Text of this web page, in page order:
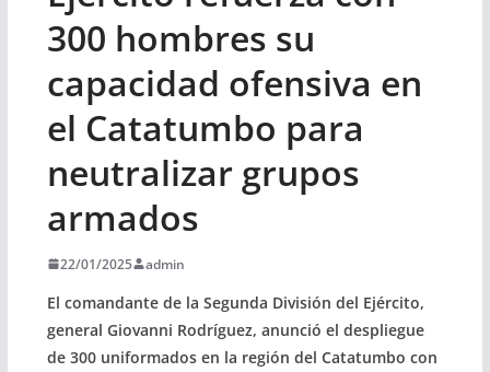
300 hombres su
capacidad ofensiva en
el Catatumbo para
neutralizar grupos
armados
22/01/2025 admin
El comandante de la Segunda División del Ejército,
general Giovanni Rodríguez, anunció el despliegue
de 300 uniformados en la región del Catatumbo con